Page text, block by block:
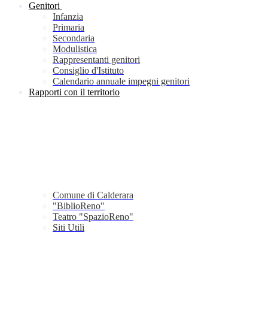
Genitori
Infanzia
Primaria
Secondaria
Modulistica
Rappresentanti genitori
Consiglio d'Istituto
Calendario annuale impegni genitori
Rapporti con il territorio
Comune di Calderara
"BiblioReno"
Teatro "SpazioReno"
Siti Utili